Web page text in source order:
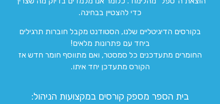
כדי להצטיין בבחינה.
בקורסים הדיגיטליים שלנו, הסטודנט מקבל חוברות תרגילים
ביחד עם פתרונות מלאים!
החומרים מתעדכנים כל סמסטר, ואם מתווסף חומר חדש אז
הקורס מתעדכן יחד איתו.
בית הספר מספק קורסים במקצועות הניהול: